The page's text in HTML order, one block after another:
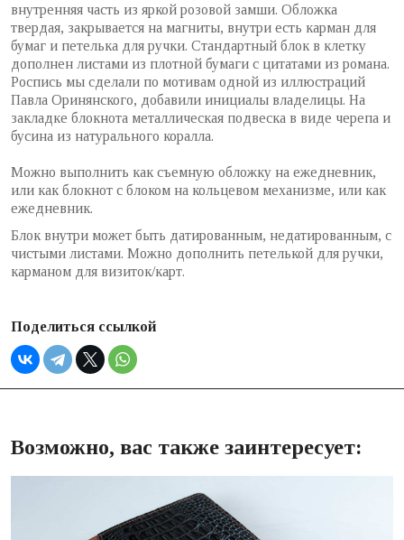
внутренняя часть из яркой розовой замши. Обложка
твердая, закрывается на магниты, внутри есть карман для
бумаг и петелька для ручки. Стандартный блок в клетку
дополнен листами из плотной бумаги с цитатами из романа.
Роспись мы сделали по мотивам одной из иллюстраций
Павла Оринянского, добавили инициалы владелицы. На
закладке блокнота металлическая подвеска в виде черепа и
бусина из натурального коралла.
Можно выполнить как съемную обложку на ежедневник,
или как блокнот с блоком на кольцевом механизме, или как
ежедневник.
Блок внутри может быть датированным, недатированным, с
чистыми листами. Можно дополнить петелькой для ручки,
карманом для визиток/карт.
Поделиться ссылкой
Возможно, вас также заинтересует: